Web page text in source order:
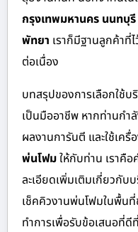
กรุงเทพมหานคร นนทบุ
พัทยา เราก็มีฐานลูกค้าที่ไ
ต่อเนื่อง
บทสรุปของการเลือกใช้บ
เป็นมืออาชีพ หากท่านกำ
ผลงานการันตี และใช้เค
พ่นโฟมให้กับท่าน เราคื
ละเอียดเพิ่มเติมเกี่ยวกับ
เช็คคิวงานพ่นโฟมในพื้นที่
ทำการเพื่อรับข้อเสนอที่